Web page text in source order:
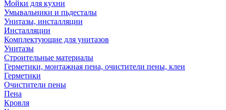
Мойки для кухни
Умывальники и пьдесталы
Унитазы, инсталляции
Инсталляции
Комплектующие для унитазов
Унитазы
Строительные материалы
Герметики, монтажная пена, очистители пены, клеи
Герметики
Очистители пены
Пена
Кровля